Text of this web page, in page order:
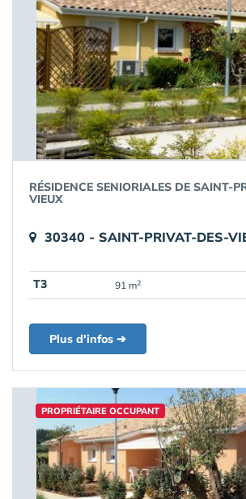
RÉSIDENCE SENIORIALES DE SAINT-
VIEUX
30340 - SAINT-PRIVAT-DES-
T3 91 m2
Plus d'infos ➔
PROPRIÉTAIRE OCCUPANT